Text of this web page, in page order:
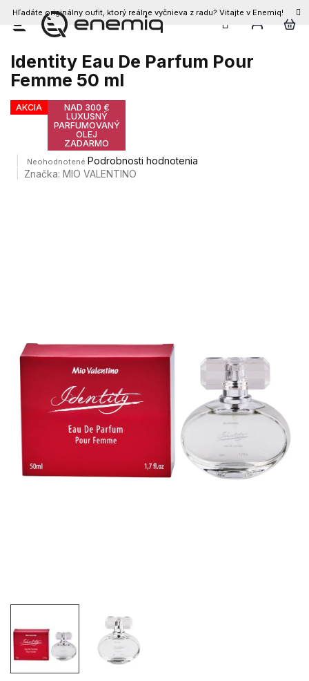
Prejsť
obsah
Hľadáte originálny oufit, ktorý reálne vyčnieva z radu? Vitajte v Enemiq!
Identity Eau De Parfum Pour
Femme 50 ml
AKCIA
NAD 300 €
LUXUSNÝ
PARFUMOVANÝ
OLEJ
ZADARMO
Priemerné
hodnotenie
Neohodnotené Podrobnosti hodnotenia
Značka:MIO VALENTINO